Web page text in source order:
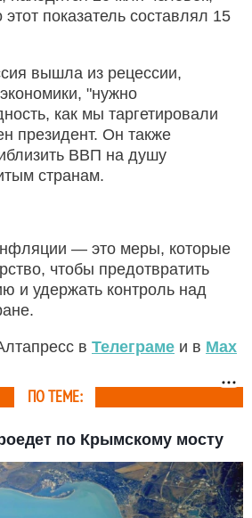
показатель составлял 15
вышла из рецессии,
"нужно
как мы таргетировали
президент. Он также
ВВП на душу
странам.
— это меры, которые
чтобы предотвратить
и удержать контроль над
в Телеграме и в Max
ПО ТЕМЕ:
по Крымскому мосту